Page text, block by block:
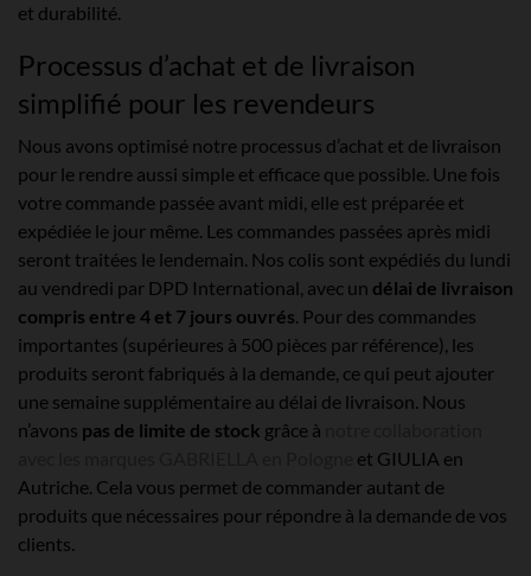
et durabilité.
Processus d’achat et de livraison
simplifié pour les revendeurs
Nous avons optimisé notre processus d’achat et de livraison
pour le rendre aussi simple et efficace que possible. Une fois
votre commande passée avant midi, elle est préparée et
expédiée le jour même. Les commandes passées après midi
seront traitées le lendemain. Nos colis sont expédiés du lundi
au vendredi par DPD International, avec un délai de livraison
compris entre 4 et 7 jours ouvrés. Pour des commandes
importantes (supérieures à 500 pièces par référence), les
produits seront fabriqués à la demande, ce qui peut ajouter
une semaine supplémentaire au délai de livraison. Nous
n’avons pas de limite de stock grâce à
et GIULIA en
Autriche. Cela vous permet de commander autant de
produits que nécessaires pour répondre à la demande de vos
clients.